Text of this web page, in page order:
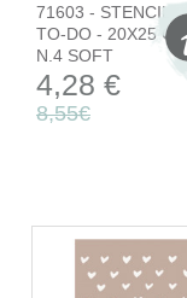
71603 - STENCIL
TO-DO - 20X25 CM
N.4 SOFT
4,28 €
8,55€